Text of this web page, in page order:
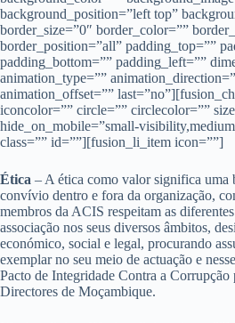
background_position=”left top”
border_size=”0″ border_color=””
border_position=”all” padding_top=””
padding_bottom=”” padding_left=””
animation_type=””
animation_offset=””
iconcolor=”” circle=”” circlecolor=””
hide_on_mobile=”small-
class=”” id=””][fusion_li_item icon=””]
Ética – A ética como valor significa uma
convívio dentro e fora da organização,
membros da ACIS respeitam as
associação nos seus diversos âmbitos,
económico, social e legal, procurando
exemplar no seu meio de actuação e
Pacto de Integridade Contra a
Directores de Moçambique.